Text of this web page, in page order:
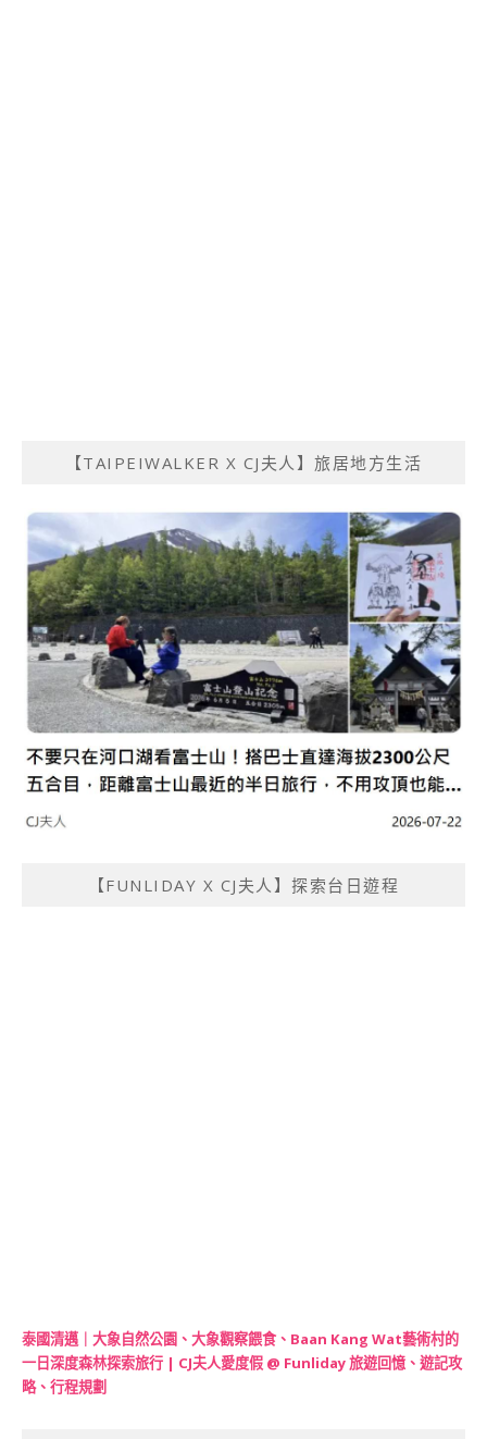
【TAIPEIWALKER X CJ夫人】旅居地方生活
【FUNLIDAY X CJ夫人】探索台日遊程
泰國清邁｜大象自然公園、大象觀察餵食、Baan Kang Wat藝術村的
一日深度森林探索旅行 | CJ夫人愛度假 @ Funliday 旅遊回憶、遊記攻
略、行程規劃